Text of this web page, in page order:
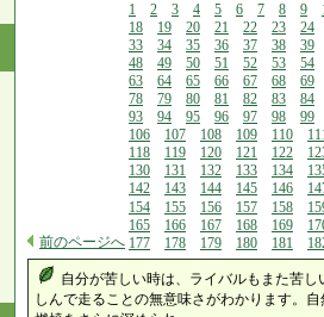
前のページへ
1 2 3 4 5 6 7 8 9
18
19 20 21 22 23
24
33
34 35 36 37 38
39
48
49 50 51 52 53
54
63
64 65 66 67 68
69
78
79 80 81 82 83
84
93
94 95 96 97 98
99
106
107 108 109 110
118
119 120 121 122
130
131 132 133 134
142
143 144 145 146
154
155 156 157 158
165
166 167 168 169
177
178 179 180 181
自分が苦しい時は、ライバルもまた苦
しんで走ることの無意味さがわかります。